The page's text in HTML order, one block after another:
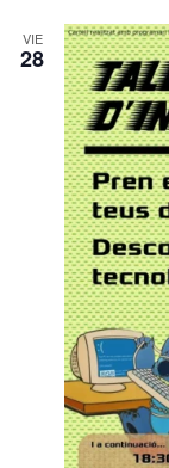
VIE
28